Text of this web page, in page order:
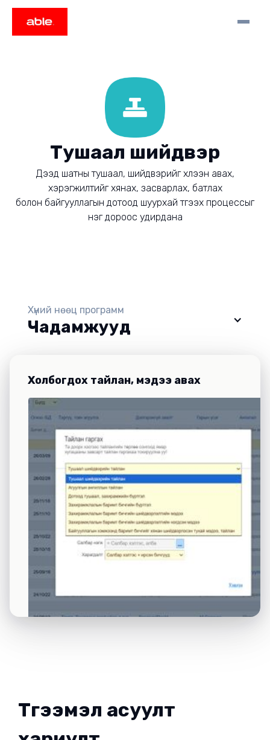
Тушаал шийдвэр
Дээд шатны тушаал, шийдвэрийг хүлээн авах,
хэрэгжилтийг хянах, засварлах, батлах
болон байгууллагын дотоод шуурхай түгээх процессыг
нэг дороос удирдана
Хүний нөөц программ
Чадамжууд
Холбогдох тайлан, мэдээ авах
Түгээмэл асуулт